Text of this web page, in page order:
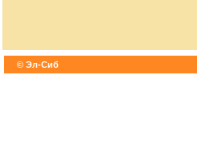
© Эл-Сиб